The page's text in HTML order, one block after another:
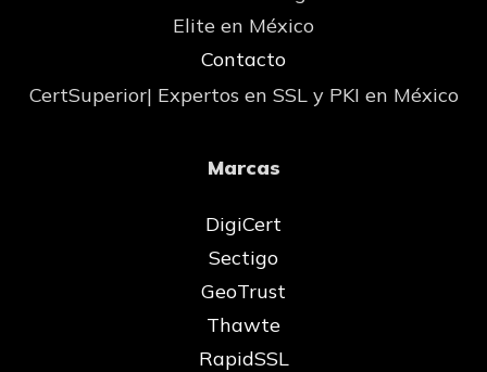
Elite en México
Contacto
CertSuperior| Expertos en SSL y PKI en México
Marcas
DigiCert
Sectigo
GeoTrust
Thawte
RapidSSL